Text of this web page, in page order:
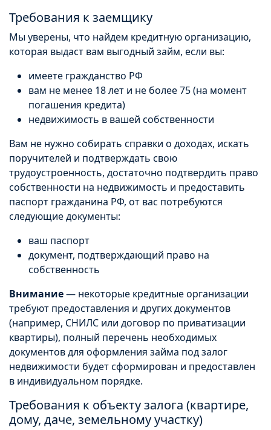
Требования к заемщику
Мы уверены, что найдем кредитную организацию,
которая выдаст вам выгодный займ, если вы:
имеете гражданство РФ
вам не менее 18 лет и не более 75 (на момент
погашения кредита)
недвижимость в вашей собственности
Вам не нужно собирать справки о доходах, искать
поручителей и подтверждать свою
трудоустроенность, достаточно подтвердить право
собственности на недвижимость и предоставить
паспорт гражданина РФ, от вас потребуются
следующие документы:
ваш паспорт
документ, подтверждающий право на
собственность
Внимание— некоторые кредитные организации
требуют предоставления и других документов
(например, СНИЛС или договор по приватизации
квартиры), полный перечень необходимых
документов для оформления займа под залог
недвижимости будет сформирован и предоставлен
в индивидуальном порядке.
Требования к объекту залога (квартире,
дому, даче, земельному участку)